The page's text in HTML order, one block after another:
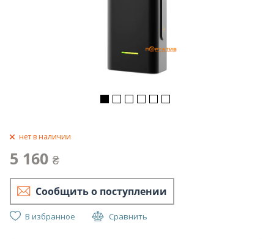
нет в наличии
5 160 ₴
Сообщить о поступлении
В избранное Сравнить